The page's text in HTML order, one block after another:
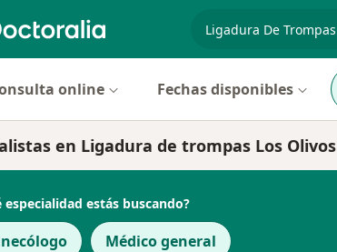
online Fechas disponibles
en Ligadura de trompas Los Olivos
especialidad estás buscando?
Médico general